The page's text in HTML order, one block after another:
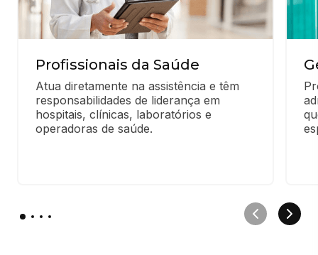
Profissionais da Saúde
Atua diretamente na assistência e têm
responsabilidades de liderança em
hospitais, clínicas, laboratórios e
operadoras de saúde.